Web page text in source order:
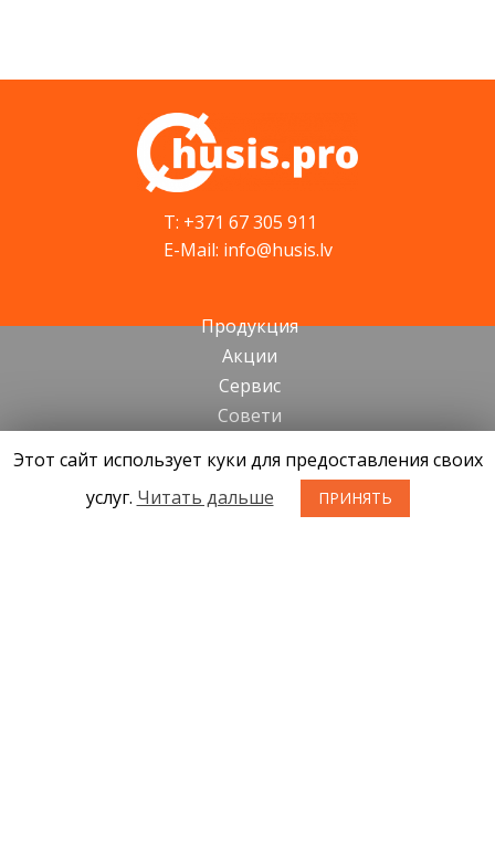
T: +371 67 305 911
E-Mail: info@husis.lv
Продукция
Акции
Cервис
Cовети
Kонтакты
Новости
Этот сайт использует куки для предоставления своих
услуг. Читать дальше ПРИНЯТЬ